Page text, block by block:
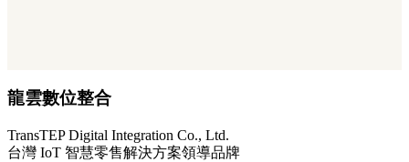
龍雲數位整合
TransTEP Digital Integration Co., Ltd.
台灣 IoT 智慧零售解決方案領導品牌